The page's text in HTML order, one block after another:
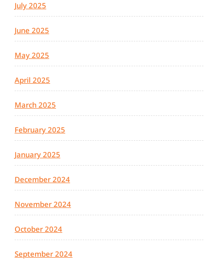
July 2025
June 2025
May 2025
April 2025
March 2025
February 2025
January 2025
December 2024
November 2024
October 2024
September 2024